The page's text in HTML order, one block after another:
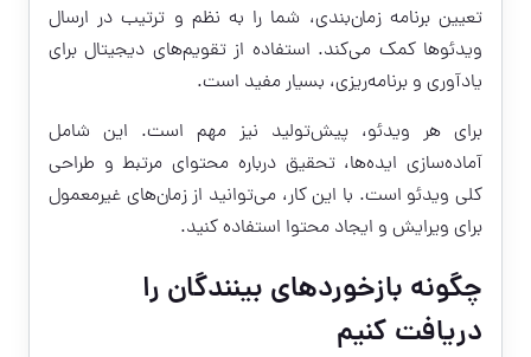
تعیین برنامه زمان‌بندی، شما را به نظم و ترتیب در ارسال
ویدئوها کمک می‌کند. استفاده از تقویم‌های دیجیتال برای
یادآوری و برنامه‌ریزی، بسیار مفید است.
برای هر ویدئو، پیش‌تولید نیز مهم است. این شامل
آماده‌سازی ایده‌ها، تحقیق درباره محتوای مرتبط و طراحی
کلی ویدئو است. با این کار، می‌توانید از زمان‌های غیرمعمول
برای ویرایش و ایجاد محتوا استفاده کنید.
چگونه بازخوردهای بینندگان را
دریافت کنیم